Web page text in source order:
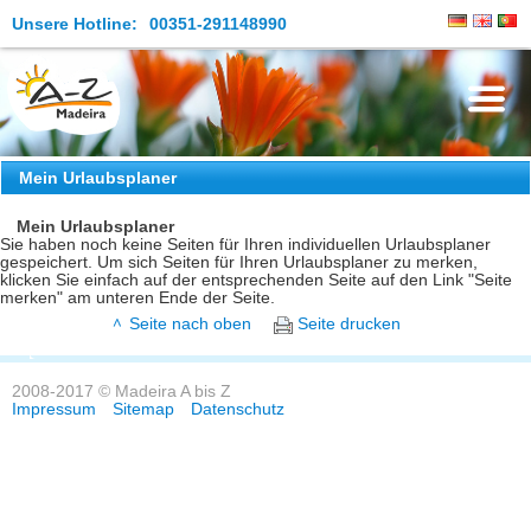
Unsere Hotline: 00351-291148990
Die Insel
Madeira Erleben
Aktuelles
Reiseangebote
Kontakt
Mein Urlaubsplaner
Mein Urlaubsplaner
Sie haben noch keine Seiten für Ihren individuellen Urlaubsplaner
gespeichert. Um sich Seiten für Ihren Urlaubsplaner zu merken,
klicken Sie einfach auf der entsprechenden Seite auf den Link "Seite
merken" am unteren Ende der Seite.
Seite nach oben
Seite drucken
2008-2017 © Madeira A bis Z
Impressum
Sitemap Datenschutz